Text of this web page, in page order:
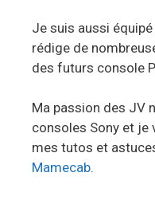
Je suis aussi équipé
rédige de
des futurs console
Ma passion des JV
consoles Sony et je
mes tutos et
Mamecab.